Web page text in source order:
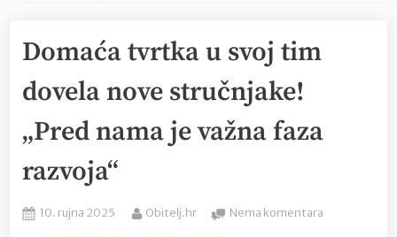
Domaća tvrtka u svoj tim
dovela nove stručnjake!
„Pred nama je važna faza
razvoja“
Posted
10. rujna 2025 By
Obitelj.hr Nema komentara